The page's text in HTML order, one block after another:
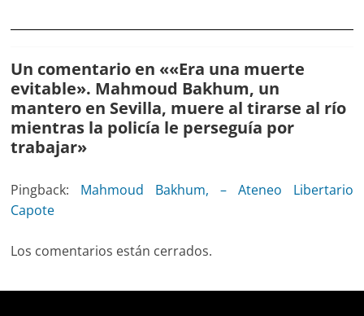
Un comentario en ««Era una muerte
evitable». Mahmoud Bakhum, un
mantero en Sevilla, muere al tirarse al río
mientras la policía le perseguía por
trabajar»
Pingback: Mahmoud Bakhum, – Ateneo Libertario
Capote
Los comentarios están cerrados.